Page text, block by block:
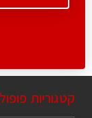
קטגוריות